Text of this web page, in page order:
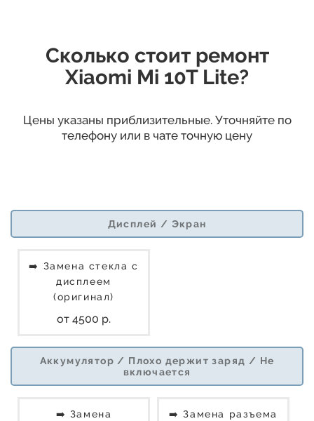
Сколько стоит ремонт
Xiaomi Mi 10T Lite?
Цены указаны приблизительные. Уточняйте по
телефону или в чате точную цену
Дисплей / Экран
➡️ Замена стекла с
дисплеем
(оригинал)
от 4500 р.
Аккумулятор / Плохо держит заряд / Не
включается
➡️ Замена
➡️ Замена разъема